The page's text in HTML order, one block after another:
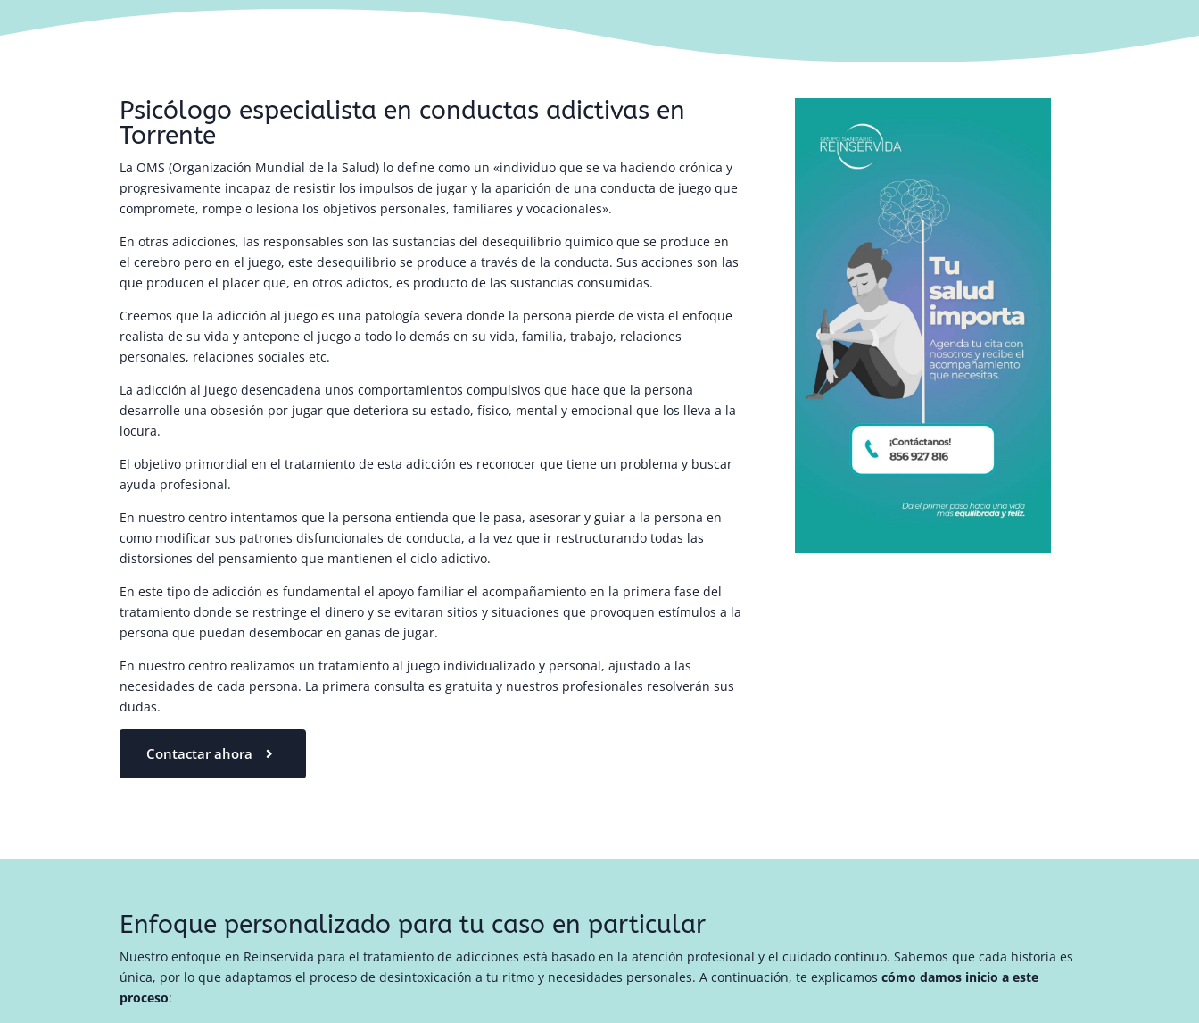
Psicólogo especialista en conductas adictivas en
Torrente
La OMS (Organización Mundial de la Salud) lo define como un «individuo que se va haciendo crónica y
progresivamente incapaz de resistir los impulsos de jugar y la aparición de una conducta de juego que
compromete, rompe o lesiona los objetivos personales, familiares y vocacionales».
En otras adicciones, las responsables son las sustancias del desequilibrio químico que se produce en
el cerebro pero en el juego, este desequilibrio se produce a través de la conducta. Sus acciones son las
que producen el placer que, en otros adictos, es producto de las sustancias consumidas.
Creemos que la adicción al juego es una patología severa donde la persona pierde de vista el enfoque
realista de su vida y antepone el juego a todo lo demás en su vida, familia, trabajo, relaciones
personales, relaciones sociales etc.
La adicción al juego desencadena unos comportamientos compulsivos que hace que la persona
desarrolle una obsesión por jugar que deteriora su estado, físico, mental y emocional que los lleva a la
locura.
El objetivo primordial en el tratamiento de esta adicción es reconocer que tiene un problema y buscar
ayuda profesional.
En nuestro centro intentamos que la persona entienda que le pasa, asesorar y guiar a la persona en
como modificar sus patrones disfuncionales de conducta, a la vez que ir restructurando todas las
distorsiones del pensamiento que mantienen el ciclo adictivo.
En este tipo de adicción es fundamental el apoyo familiar el acompañamiento en la primera fase del
tratamiento donde se restringe el dinero y se evitaran sitios y situaciones que provoquen estímulos a la
persona que puedan desembocar en ganas de jugar.
En nuestro centro realizamos un tratamiento al juego individualizado y personal, ajustado a las
necesidades de cada persona. La primera consulta es gratuita y nuestros profesionales resolverán sus
dudas.
Contactar ahora
Enfoque personalizado para tu caso en particular
Nuestro enfoque en Reinservida para el tratamiento de adicciones está basado en la atención profesional y el cuidado continuo. Sabemos que cada historia es
única, por lo que adaptamos el proceso de desintoxicación a tu ritmo y necesidades personales. A continuación, te explicamos cómo damos inicio a este
proceso: